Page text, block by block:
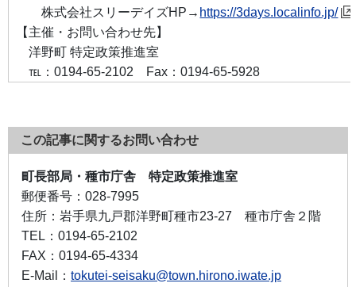
株式会社スリーデイズHP→ https://3days.localinfo.jp/
【主催・お問い合わせ先】
洋野町 特定政策推進室
℡：0194-65-2102 Fax：0194-65-5928
この記事に関するお問い合わせ
町長部局・種市庁舎 特定政策推進室
郵便番号： 028-7995
住所： 岩手県九戸郡洋野町種市23-27 種市庁舎２階
TEL： 0194-65-2102
FAX： 0194-65-4334
E-Mail： tokutei-seisaku@town.hirono.iwate.jp